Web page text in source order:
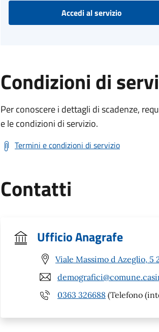
Accedi al servizio
Condizioni di
Per conoscere i dettagli di scadenze,
e le condizioni di servizio.
Termini e condizioni di servizio
Contatti
Ufficio Anagrafe
Viale Massimo d Azeglio, 5
0363 326688 (Telefono